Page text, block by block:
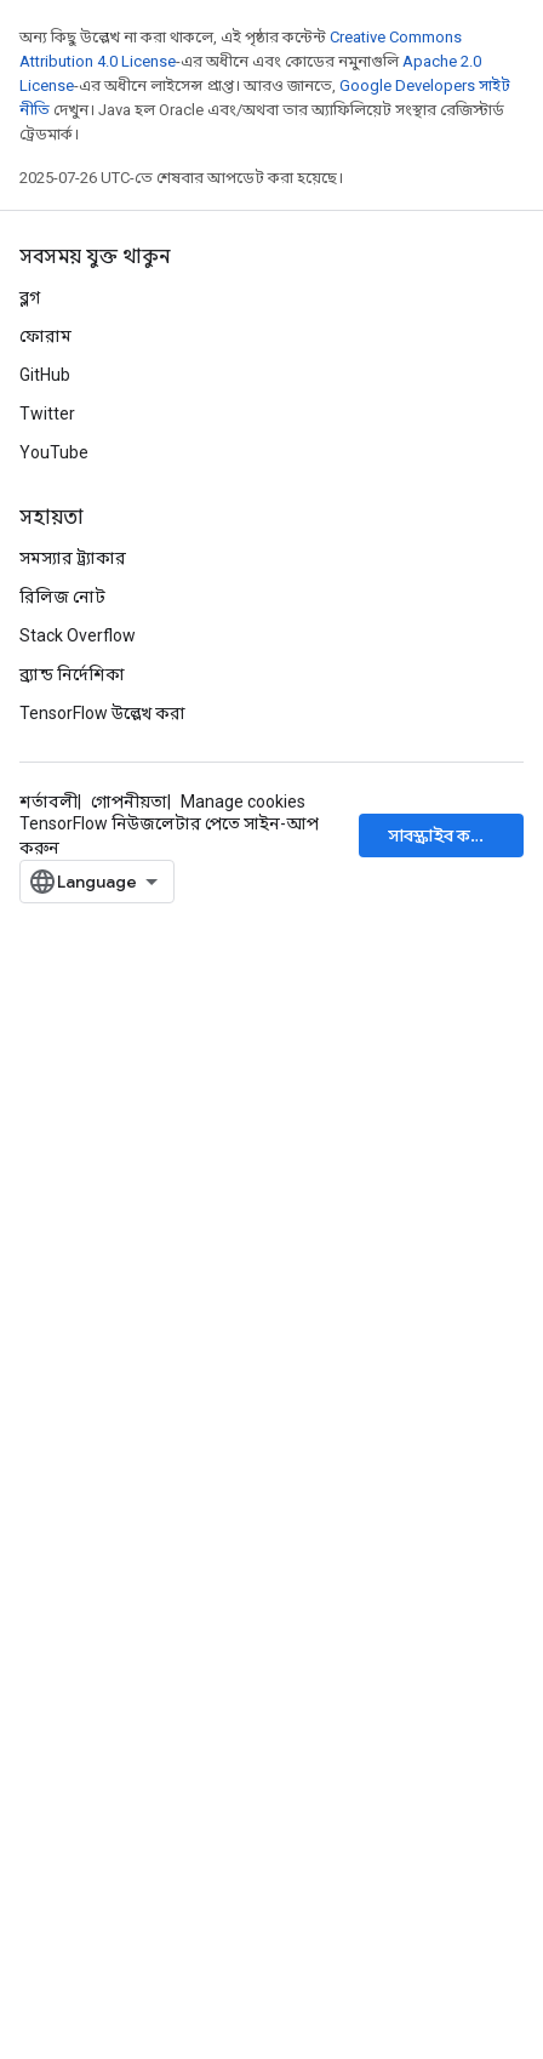
অন্য কিছু উল্লেখ না করা থাকলে, এই পৃষ্ঠার কন্টেন্ট Creative Commons
Attribution 4.0 License-এর অধীনে এবং কোডের নমুনাগুলিApache 2.0
License-এর অধীনে লাইসেন্স প্রাপ্ত। আরও জানতে, Google Developers সাইট
নীতি দেখুন। Java হল Oracle এবং/অথবা তার অ্যাফিলিয়েট সংস্থার রেজিস্টার্ড
ট্রেডমার্ক।
2025-07-26 UTC-তে শেষবার আপডেট করা হয়েছে।
সবসময় যুক্ত থাকুন
ব্লগ
ফোরাম
GitHub
Twitter
YouTube
সহায়তা
সমস্যার ট্র্যাকার
রিলিজ নোট
Stack Overflow
ব্র্যান্ড নির্দেশিকা
TensorFlow উল্লেখ করা
শর্তাবলী গোপনীয়তা
Manage cookies
TensorFlow নিউজলেটার পেতে সাইন-আপ
করুন
সাবস্ক্রাইব করুন